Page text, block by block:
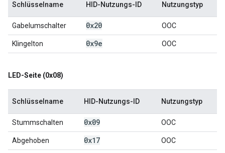
Schlüsselname HID-Nutzungs-ID Nutzungstyp
Gabelumschalter 0x20 OOC
Klingelton 0x9e OOC
LED-Seite (0x08)
Schlüsselname HID-Nutzungs-ID Nutzungstyp
Stummschalten 0x09 OOC
Abgehoben 0x17 OOC